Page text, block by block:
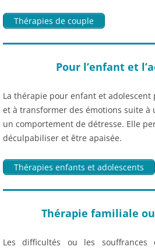
Thérapies de couple
Pour l’enfant et
La thérapie pour enfant et
et à transformer des émotions suite à
un comportement de détresse. Elle
déculpabiliser et être apaisée.
Thérapies enfants et adolescents
Thérapie familiale
Les difficultés ou les souffrances